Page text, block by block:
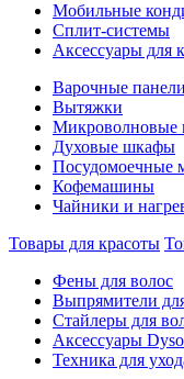
Мобильные
Сплит-системы
Аксессуары для
Варочные панели
Вытяжки
Микроволновые
Духовые шкафы
Посудомоечные
Кофемашины
Чайники и
Товары для красоты
Фены для волос
Выпрямители
Стайлеры для
Аксессуары
Техника для